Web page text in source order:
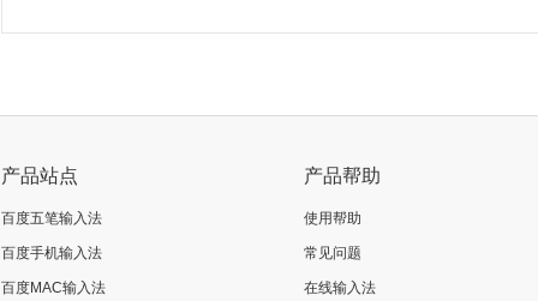
产品站点
百度五笔输入法
百度手机输入法
百度MAC输入法
产品帮助
使用帮助
常见问题
在线输入法